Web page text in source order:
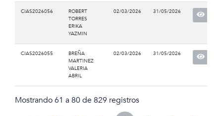
CIAS2026056
ROBERT
TORRES
ERIKA
YAZMIN
02/03/2026 31/05/2026
CIAS2026055
BREÑA
MARTINEZ
VALERIA
ABRIL
02/03/2026 31/05/2026
Mostrando 61 a 80 de 829 registros